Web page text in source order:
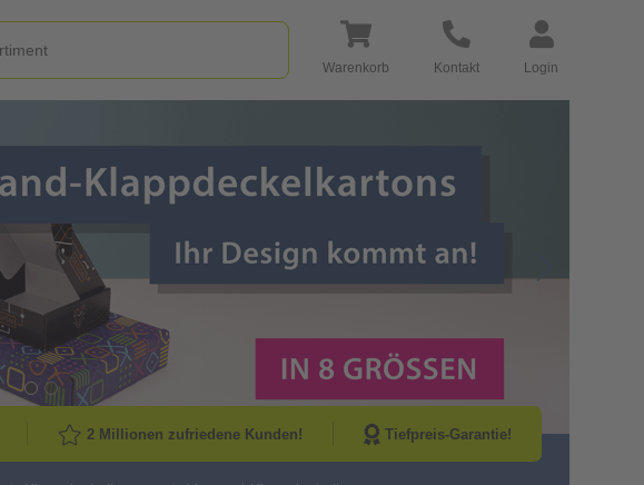
Warenkorb Kontakt Login
Go to Next
2 Millionen zufriedene Kunden! Tiefpreis-Garantie!